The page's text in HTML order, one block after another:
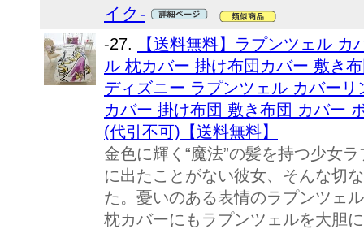
イク-
-27.
【送料無料】ラプンツェル
ル 枕カバー 掛け布団カバー 敷き
ディズニー ラプンツェル カバー
カバー 掛け布団 敷き布団 カバー
(代引不可)【送料無料】
金色に輝く“魔法”の髪を持つ少女
に出たことがない彼女、そんな切
た。憂いのある表情のラプンツェ
枕カバーにもラプンツェルを大胆